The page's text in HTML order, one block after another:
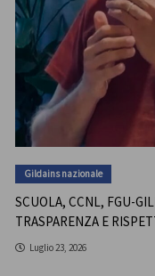
Gildains nazionale
SCUOLA, CCNL, FGU-
TRASPARENZA E
Luglio 23, 2026